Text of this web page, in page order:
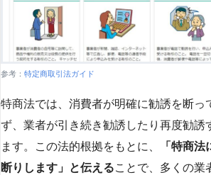
参考： 特定商取引法ガイド
特商法では、消費者が明確に勧誘を断っ
ず、業者が引き続き勧誘したり再度勧誘
ます。この法的根拠をもとに、
「特商
断りします」と伝えることで、多くの業